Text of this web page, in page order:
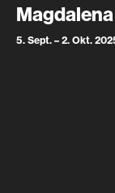
5. Sept. – 2. Okt.